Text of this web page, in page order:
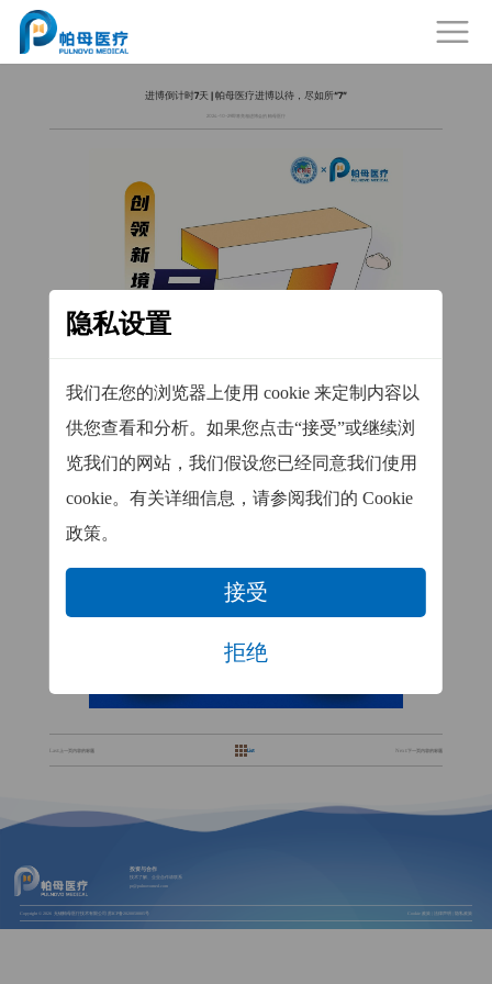
进博倒计时7天 | 帕母医疗进博以待，尽如所“7”
2024-10-29 即将亮相进博会的 帕母医疗
Last: 上一页内容的标题 List Next: 下一页内容的标题
隐私设置
我们在您的浏览器上使用 cookie 来定制内容以
供您查看和分析。如果您点击“接受”或继续浏
览我们的网站，我们假设您已经同意我们使用
cookie。有关详细信息，请参阅我们的 Cookie
政策。
接受
拒绝
投资与合作
技术了解、企业合作请联系
pr@pulnovomed.com
Copyright © 2026 无锡帕母医疗技术有限公司 苏ICP备2020058805号 Cookie 政策 法律声明 |隐私政策